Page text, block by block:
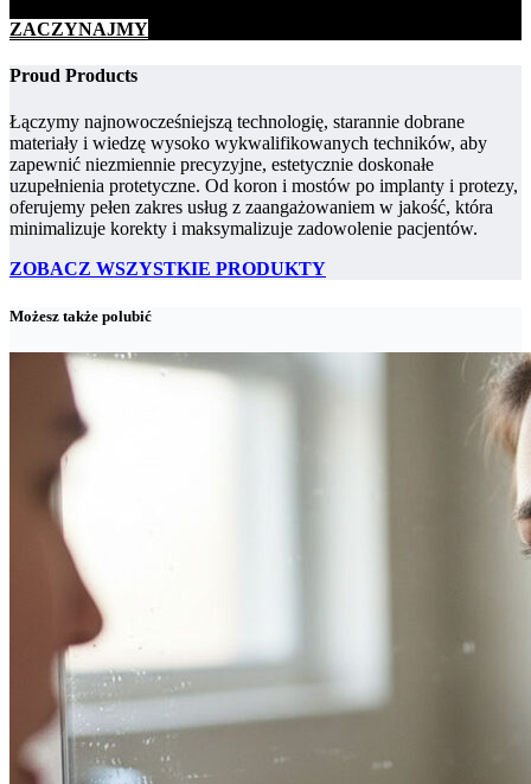
ZACZYNAJMY
Proud Products
Łączymy najnowocześniejszą technologię, starannie dobrane
materiały i wiedzę wysoko wykwalifikowanych techników, aby
zapewnić niezmiennie precyzyjne, estetycznie doskonałe
uzupełnienia protetyczne. Od koron i mostów po implanty i protezy,
oferujemy pełen zakres usług z zaangażowaniem w jakość, która
minimalizuje korekty i maksymalizuje zadowolenie pacjentów.
ZOBACZ WSZYSTKIE PRODUKTY
Możesz także polubić